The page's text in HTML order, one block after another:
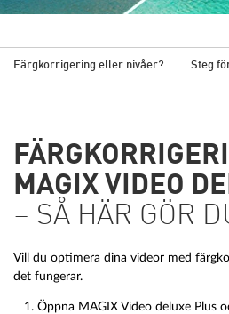
Färgkorrigering eller nivåer? Steg
MAGIX VIDEO
– SÅ HÄR GÖR
Vill du optimera dina videor med
det fungerar.
Öppna MAGIX Video deluxe Plus